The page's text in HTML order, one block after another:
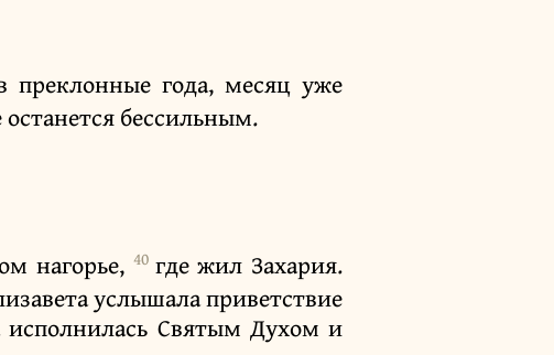
преклонные года, месяц уже
бессильным.
нагорье, 40 где жил Захария.
услышала приветствие
исполнилась Святым Духом и